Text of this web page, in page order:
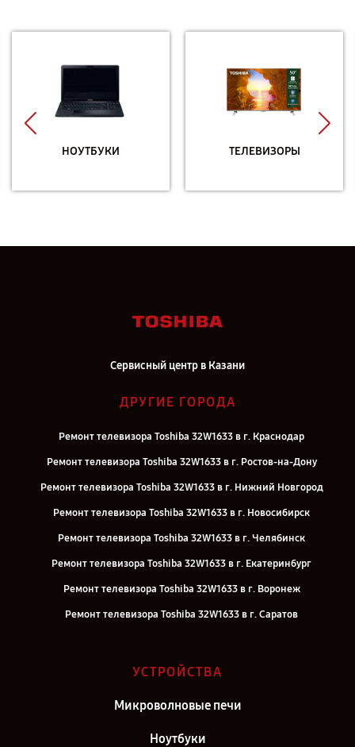
НОУТБУКИ ТЕЛЕВИЗОРЫ
Сервисный центр в Казани
ДРУГИЕ ГОРОДА
Ремонт телевизора Toshiba 32W1633 в г. Краснодар
Ремонт телевизора Toshiba 32W1633 в г. Ростов-на-Дону
Ремонт телевизора Toshiba 32W1633 в г. Нижний Новгород
Ремонт телевизора Toshiba 32W1633 в г. Новосибирск
Ремонт телевизора Toshiba 32W1633 в г. Челябинск
Ремонт телевизора Toshiba 32W1633 в г. Екатеринбург
Ремонт телевизора Toshiba 32W1633 в г. Воронеж
Ремонт телевизора Toshiba 32W1633 в г. Саратов
Ремонт телевизора Toshiba 32W1633 в г. Киров
Ремонт телевизора Toshiba 32W1633 в г. Санкт-Петербург
УСТРОЙСТВА
Микроволновые печи
Ноутбуки